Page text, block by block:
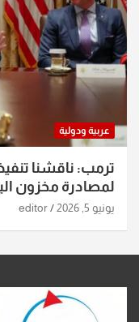
عربية ودولية
ترمب: ناقشنا
لمصادرة مخزون
يونيو 5, 2026 editor